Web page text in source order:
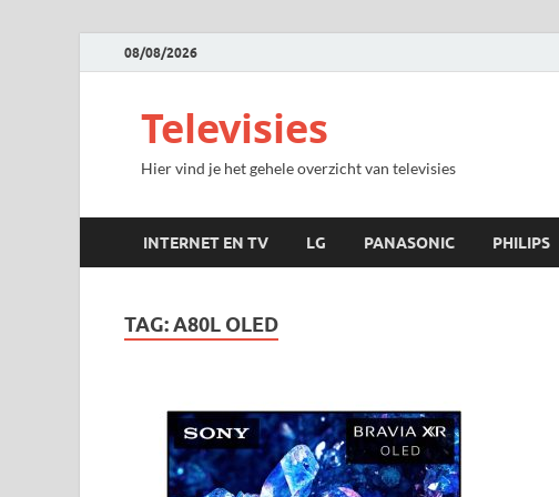
08/08/2026
Televisies
Hier vind je het gehele overzicht van televisies
INTERNET EN TV LG PANASONIC PHILIPS
TAG:A80L OLED